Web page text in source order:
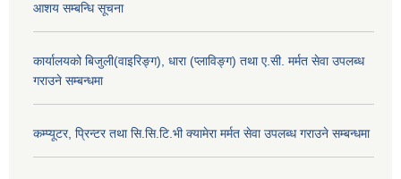
आशय सम्बन्धि सूचना
कार्यालयको बिजुली(वाइरिङ्ग), धारा (प्लाविङ्ग) तथा ए.सी. मर्मत सेवा उपलब्ध
गराउने सम्बन्धमा
कम्प्यूटर, प्रिन्टर तथा सि.सि.टि.भी क्यामेरा मर्मत सेवा उपलब्ध गराउने सम्बन्धमा